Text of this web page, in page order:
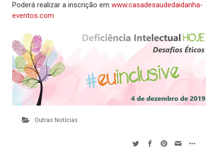
Poderá realizar a inscrição em www.casadesaudedaidanha-
eventos.com
Outras Notícias